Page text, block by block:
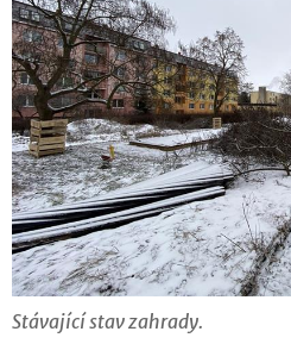
Stávající stav zahrady.